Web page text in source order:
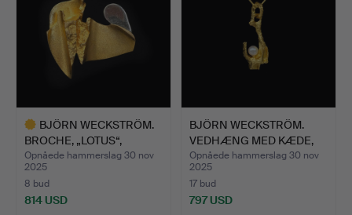
BJÖRN WECKSTRÖM.
BROCHE, „LOTUS“,
LAPPONIA.
Opnåede hammerslag 30 nov
2025
8 bud
814 USD
BJÖRN WECKSTRÖM.
VEDHÆNG MED KÆDE,
„VED KI…
Opnåede hammerslag 30 nov
2025
17 bud
797 USD